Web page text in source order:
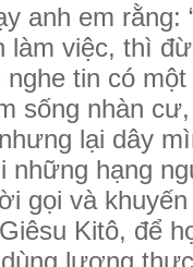
anh em rằng:
làm việc, thì
nghe tin có
sống nhàn
lại dây
những hạng
gọi và
Kitô, để
lương